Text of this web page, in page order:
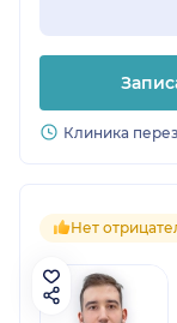
Клиника
Нет